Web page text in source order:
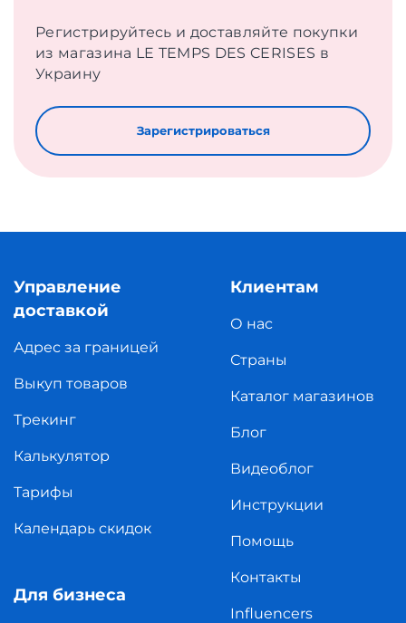
Регистрируйтесь и доставляйте покупки
из магазина LE TEMPS DES CERISES в
Украину
Зарегистрироваться
Управление
доставкой
Адрес за границей
Выкуп товаров
Трекинг
Калькулятор
Тарифы
Календарь скидок
Для бизнеса
Клиентам
О нас
Страны
Каталог магазинов
Блог
Видеоблог
Инструкции
Помощь
Контакты
Influencers